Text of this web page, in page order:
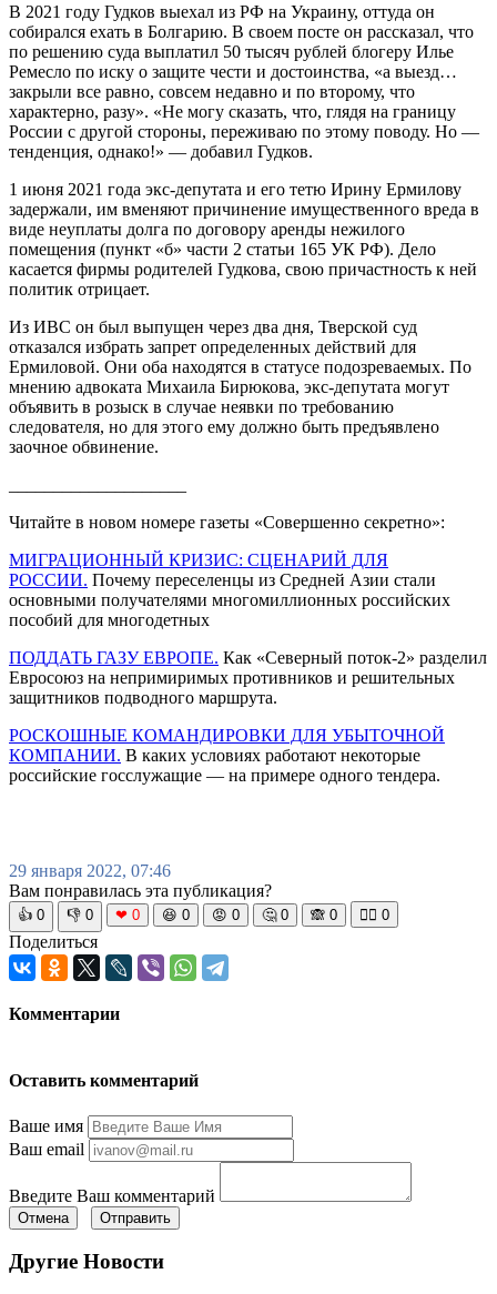
В 2021 году Гудков выехал из РФ на Украину, оттуда он
собирался ехать в Болгарию. В своем посте он рассказал, что
по решению суда выплатил 50 тысяч рублей блогеру Илье
Ремесло по иску о защите чести и достоинства, «а выезд…
закрыли все равно, совсем недавно и по второму, что
характерно, разу». «Не могу сказать, что, глядя на границу
России с другой стороны, переживаю по этому поводу. Но —
тенденция, однако!» — добавил Гудков.
1 июня 2021 года экс-депутата и его тетю Ирину Ермилову
задержали, им вменяют причинение имущественного вреда в
виде неуплаты долга по договору аренды нежилого
помещения (пункт «б» части 2 статьи 165 УК РФ). Дело
касается фирмы родителей Гудкова, свою причастность к ней
политик отрицает.
Из ИВС он был выпущен через два дня, Тверской суд
отказался избрать запрет определенных действий для
Ермиловой. Они оба находятся в статусе подозреваемых. По
мнению адвоката Михаила Бирюкова, экс-депутата могут
объявить в розыск в случае неявки по требованию
следователя, но для этого ему должно быть предъявлено
заочное обвинение.
Читайте в новом номере газеты «Совершенно секретно»:
МИГРАЦИОННЫЙ КРИЗИС: СЦЕНАРИЙ ДЛЯ
РОССИИ. Почему переселенцы из Средней Азии стали
основными получателями многомиллионных российских
пособий для многодетных
ПОДДАТЬ ГАЗУ ЕВРОПЕ. Как «Северный поток-2» разделил
Евросоюз на непримиримых противников и решительных
защитников подводного маршрута.
РОСКОШНЫЕ КОМАНДИРОВКИ ДЛЯ УБЫТОЧНОЙ
КОМПАНИИ. В каких условиях работают некоторые
российские госслужащие — на примере одного тендера.
29 января 2022, 07:46
Вам понравилась эта публикация?
👍 0 👎 0 ❤ 0 😆 0 😡 0 🤔 0 🙈 0 🧘‍♀️ 0
Поделиться
Комментарии
Оставить комментарий
Ваше имя
Ваш email
Введите Ваш комментарий
Отмена Отправить
Другие Новости